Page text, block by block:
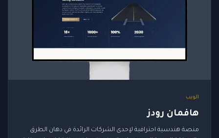
الويب
هافمان رودز
منصة هندسية احترافية لإحدى الشركات الرائدة في دهان الطرق